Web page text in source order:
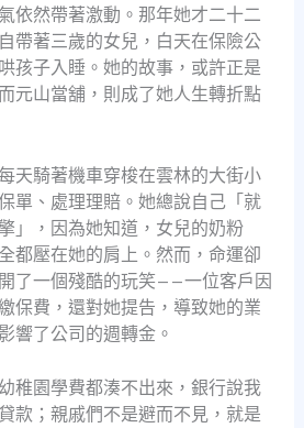
依然帶著激動。那年她才二十二
帶著三歲的女兒，白天在保險公
孩子入睡。她的故事，或許正是
元山當舖，則成了她人生轉折點
天騎著機車穿梭在雲林的大街小
單、處理理賠。她總說自己「就
」，因為她知道，女兒的奶粉
都壓在她的肩上。然而，命運卻
了一個殘酷的玩笑——一位客戶因
保費，還對她提告，導致她的業
響了公司的週轉金。
稚園學費都湊不出來，銀行說我
款；親戚們不是避而不見，就是